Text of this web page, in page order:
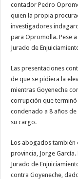
contador Pedro
quien la propia
investigadores
para Opromolla. Pese
Jurado de
Las presentaciones
de que se pidiera la
mientras Goyeneche
corrupción que
condenado a 8 años
su cargo.
Los abogados también
provincia, Jorge
Jurado de
contra Goyeneche,